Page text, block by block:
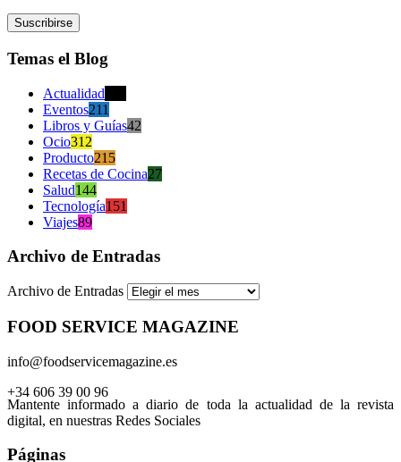
Temas el Blog
Actualidad
Eventos211
Libros y Guías42
Ocio312
Producto215
Recetas de Cocina27
Salud144
Tecnología151
Viajes89
Archivo de Entradas
Archivo de Entradas
FOOD SERVICE MAGAZINE
info@foodservicemagazine.es
+34 606 39 00 96
Mantente informado a diario de toda la actualidad de la revista
digital, en nuestras Redes Sociales
Páginas